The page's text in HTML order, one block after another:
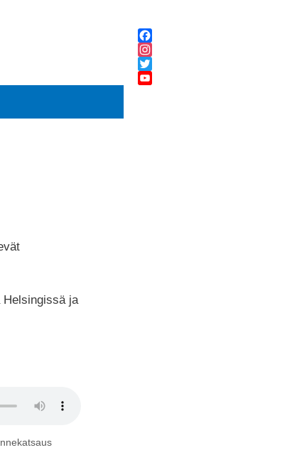
Facebook
Instagram
Twitter
Helsingissä ja